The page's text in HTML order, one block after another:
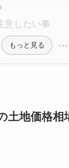
意したい事
もっと見る
土地価格相